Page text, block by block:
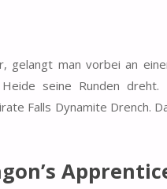
gelangt man vorbei an
seine Runden
Falls Dynamite Drench.